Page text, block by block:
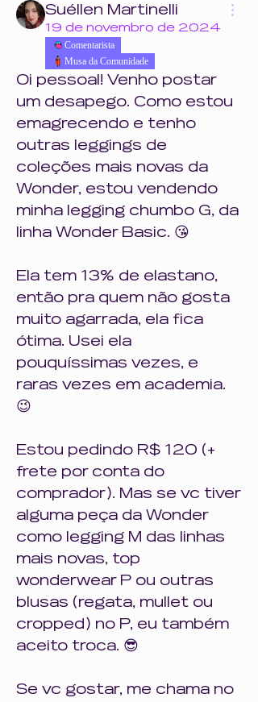
Suéllen Martinelli
19 de novembro de 2024
Comentarista
Musa da Comunidade
Oi pessoal! Venho postar
um desapego. Como estou
emagrecendo e tenho
outras leggings de
coleções mais novas da
Wonder, estou vendendo
minha legging chumbo G, da
linha Wonder Basic. 😘
Ela tem 13% de elastano,
então pra quem não gosta
muito agarrada, ela fica
ótima. Usei ela
pouquíssimas vezes, e
raras vezes em academia.
😉
Estou pedindo R$ 120 (+
frete por conta do
comprador). Mas se vc tiver
alguma peça da Wonder
como legging M das linhas
mais novas, top
wonderwear P ou outras
blusas (regata, mullet ou
cropped) no P, eu também
aceito troca. 😎
Se vc gostar, me chama no